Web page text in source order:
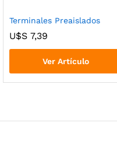
Terminales Preaislados
U$S 7,39
Ver Artículo